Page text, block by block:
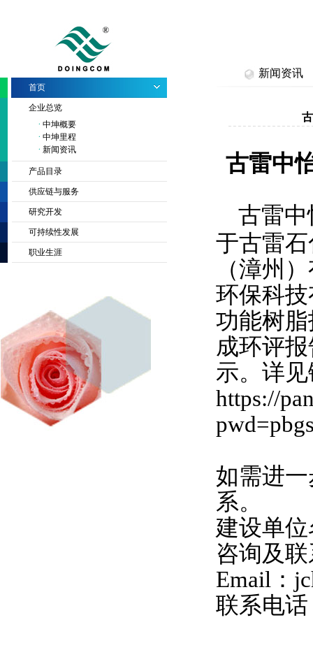
首页
企业总览
中坤概要
中坤里程
新闻资讯
产品目录
供应链与服务
研究开发
可持续性发展
职业生涯
新闻资讯
古雷中
古雷中
于古雷
（漳州
环保科
功能树
成环评
示。详
https://
如需进
系。
建设单
咨询及
Email：
联系电话